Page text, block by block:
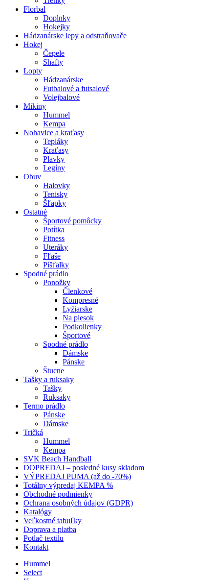
Florbal
Doplnky
Hokejky
Hádzanárske lepy a odstraňovače
Hokej
Čepele
Shafty
Lopty
Hádzanárske
Futbalové a futsalové
Volejbalové
Mikiny
Hummel
Kempa
Nohavice a kraťasy
Tepláky
Kraťasy
Plavky
Legíny
Obuv
Halovky
Tenisky
Šľapky
Ostatné
Športové pomôcky
Potítka
Fitness
Uteráky
Fľaše
Píšťalky
Spodné prádlo
Ponožky
Členkové
Kompresné
Lyžiarske
Na piesok
Podkolienky
Športové
Spodné prádlo
Dámske
Pánske
Štucne
Tašky a ruksaky
Tašky
Ruksaky
Termo prádlo
Pánske
Dámske
Tričká
Hummel
Kempa
SVK Beach Handball
DOPREDAJ – posledné kusy skladom
VÝPREDAJ PUMA (až do -70%)
Totálny výpredaj KEMPA %
Obchodné podmienky
Ochrana osobných údajov (GDPR)
Katalógy
Veľkostné tabuľky
Doprava a platba
Potlač textilu
Kontakt
Hummel
Select